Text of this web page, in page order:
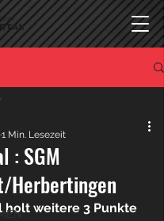
: SGM
Herbertingen
1 Min. Lesezeit
holt weitere 3 Punkte